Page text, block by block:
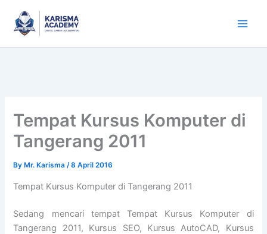
content
Tempat Kursus Komputer di
Tangerang 2011
By Mr. Karisma/8 April 2016
Tempat Kursus Komputer di Tangerang 2011
Sedang mencari tempat Tempat Kursus Komputer di
Tangerang 2011, Kursus SEO, Kursus AutoCAD, Kursus